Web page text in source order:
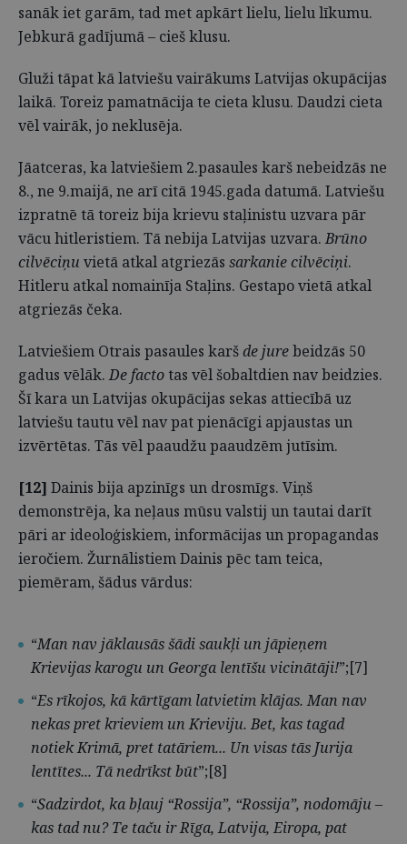
sanāk iet garām, tad met apkārt lielu, lielu līkumu.
Jebkurā gadījumā – cieš klusu.
Gluži tāpat kā latviešu vairākums Latvijas okupācijas
laikā. Toreiz pamatnācija te cieta klusu. Daudzi cieta
vēl vairāk, jo neklusēja.
Jāatceras, ka latviešiem 2.pasaules karš nebeidzās ne
8., ne 9.maijā, ne arī citā 1945.gada datumā. Latviešu
izpratnē tā toreiz bija krievu staļinistu uzvara pār
vācu hitleristiem. Tā nebija Latvijas uzvara.Brūno
cilvēciņu vietā atkal atgriezās sarkanie cilvēciņi.
Hitleru atkal nomainīja Staļins. Gestapo vietā atkal
atgriezās čeka.
Latviešiem Otrais pasaules karšde jurebeidzās 50
gadus vēlāk.De facto tas vēl šobaltdien nav beidzies.
Šī kara un Latvijas okupācijas sekas attiecībā uz
latviešu tautu vēl nav pat pienācīgi apjaustas un
izvērtētas. Tās vēl paaudžu paaudzēm jutīsim.
[12] Dainis bija apzinīgs un drosmīgs. Viņš
demonstrēja, ka neļaus mūsu valstij un tautai darīt
pāri ar ideoloģiskiem, informācijas un propagandas
ieročiem. Žurnālistiem Dainis pēc tam teica,
piemēram, šādus vārdus:
“Man nav jāklausās šādi saukļi un jāpieņem
Krievijas karogu un Georga lentīšu vicinātāji!”;[7]
“Es rīkojos, kā kārtīgam latvietim klājas. Man nav
nekas pret krieviem un Krieviju. Bet, kas tagad
notiek Krimā, pret tatāriem... Un visas tās Jurija
lentītes... Tā nedrīkst būt”;[8]
“Sadzirdot, ka bļauj “Rossija”, “Rossija”, nodomāju –
kas tad nu? Te taču ir Rīga, Latvija, Eiropa, pat